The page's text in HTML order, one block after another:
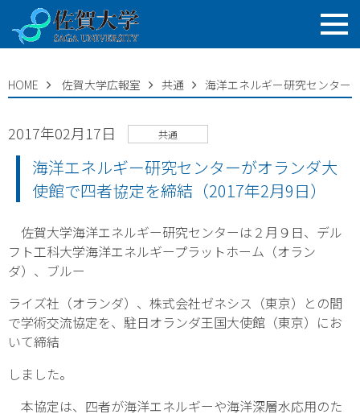
HOME 佐賀大学広報室 共通 海洋エネルギー研究センター
2017年02月17日 共通
海洋エネルギー研究センターがオランダ大
使館で四者協定を締結（2017年2月9日）
佐賀大学海洋エネルギー研究センターは２月９日、デル
フト工科大学海洋エネルギープラットホーム（オラン
ダ）、ブルー
ライズ社（オランダ）、株式会社ゼネシス（東京）との間
で学術交流協定を、駐日オランダ王国大使館（東京）にお
いて締結
しました。
本協定は、四者が海洋エネルギーや海洋深層水応用のた